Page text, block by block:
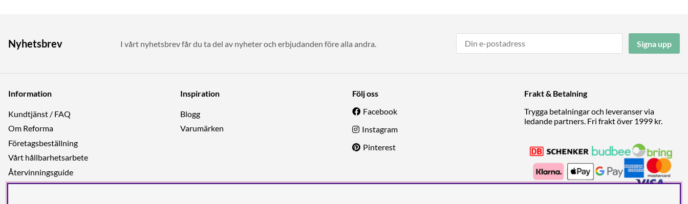
Nyhetsbrev I vårt nyhetsbrev får du ta del av nyheter och erbjudanden före alla andra. Signa upp
Information
Kundtjänst / FAQ
Om Reforma
Företagsbeställning
Vårt hållbarhetsarbete
Återvinningsguide
Integritetspolicy
Inspiration
Blogg
Varumärken
Följ oss
Facebook
Instagram
Pinterest
Frakt & Betalning
Trygga betalningar och leveranser via
ledande partners. Fri frakt över 1999 kr.